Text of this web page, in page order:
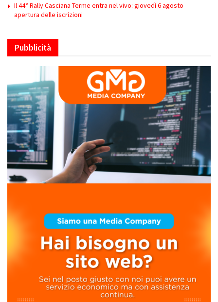
Il 44° Rally Casciana Terme entra nel vivo: giovedì 6 agosto
apertura delle iscrizioni
Pubblicità